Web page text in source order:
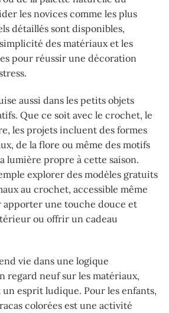
les novices comme les plus
détaillés sont disponibles,
des matériaux et les
pour réussir une décoration
aussi dans les petits objets
Que ce soit avec le crochet, le
les projets incluent des formes
de la flore ou même des motifs
lumière propre à cette saison.
explorer des modèles gratuits
au crochet, accessible même
apporter une touche douce et
ou offrir un cadeau
vie dans une logique
regard neuf sur les matériaux,
esprit ludique. Pour les enfants,
colorées est une activité